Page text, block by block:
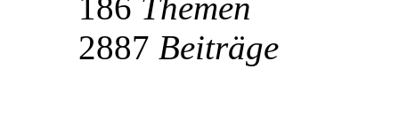
186 Themen
2887 Beiträge